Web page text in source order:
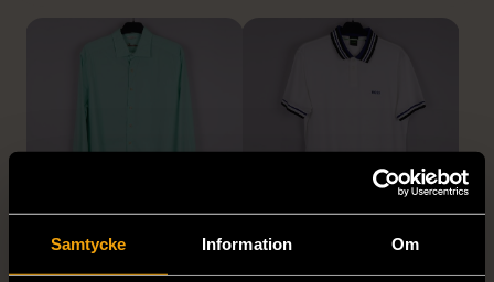
Samtycke Information Om